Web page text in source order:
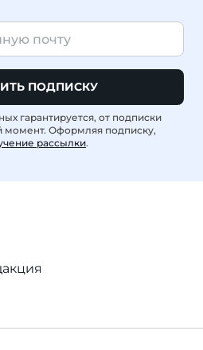
ПОДПИСКУ
гарантируется, от подписки
момент. Оформляя подписку,
рассылки.